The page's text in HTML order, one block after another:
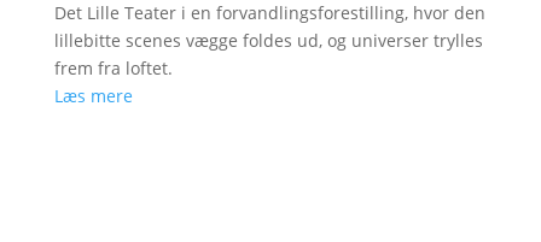
Det Lille Teater i en forvandlingsforestilling, hvor den
lillebitte scenes vægge foldes ud, og universer trylles
frem fra loftet.
Læs mere